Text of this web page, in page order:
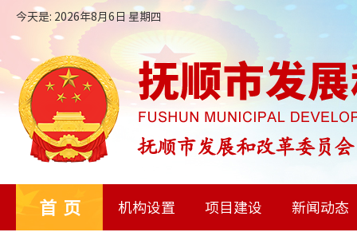
今天是: 2026年8月6日 星期四
首页 机构设置 项目建设 新闻动态